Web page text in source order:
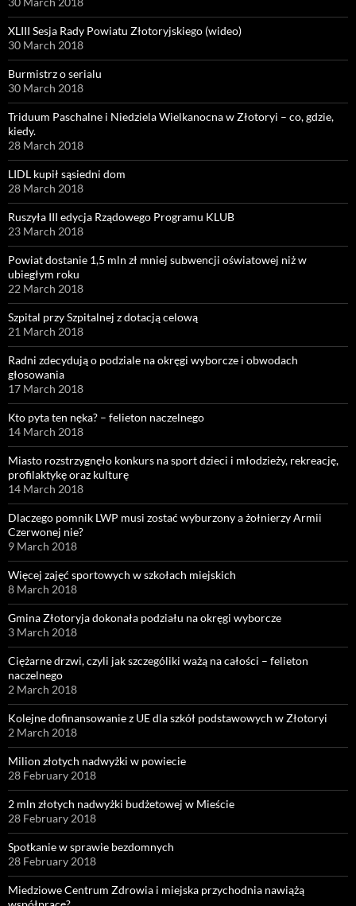
XLIII Sesja Rady Powiatu Złotoryjskiego (wideo)
30 March 2018
Burmistrz o serialu
30 March 2018
Triduum Paschalne i Niedziela Wielkanocna w Złotoryi – co, gdzie,
kiedy.
28 March 2018
LIDL kupił sąsiedni dom
28 March 2018
Ruszyła III edycja Rządowego Programu KLUB
23 March 2018
Powiat dostanie 1,5 mln zł mniej subwencji oświatowej niż w
ubiegłym roku
22 March 2018
Szpital przy Szpitalnej z dotacją celową
21 March 2018
Radni zdecydują o podziale na okręgi wyborcze i obwodach
głosowania
17 March 2018
Kto pyta ten nęka? – felieton naczelnego
14 March 2018
Miasto rozstrzygnęło konkurs na sport dzieci i młodzieży, rekreację,
profilaktykę oraz kulturę
14 March 2018
Dlaczego pomnik LWP musi zostać wyburzony a żołnierzy Armii
Czerwonej nie?
9 March 2018
Więcej zajęć sportowych w szkołach miejskich
8 March 2018
Gmina Złotoryja dokonała podziału na okręgi wyborcze
3 March 2018
Ciężarne drzwi, czyli jak szczególiki ważą na całości – felieton
naczelnego
2 March 2018
Kolejne dofinansowanie z UE dla szkół podstawowych w Złotoryi
2 March 2018
Milion złotych nadwyżki w powiecie
28 February 2018
2 mln złotych nadwyżki budżetowej w Mieście
28 February 2018
Spotkanie w sprawie bezdomnych
28 February 2018
Miedziowe Centrum Zdrowia i miejska przychodnia nawiążą